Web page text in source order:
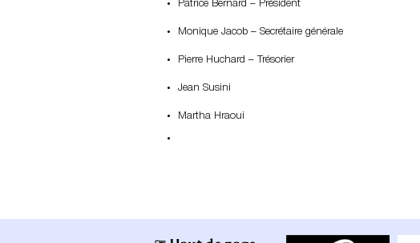
Patrice Bernard – Président
Monique Jacob – Secrétaire générale
Pierre Huchard – Trésorier
Jean Susini
Martha Hraoui